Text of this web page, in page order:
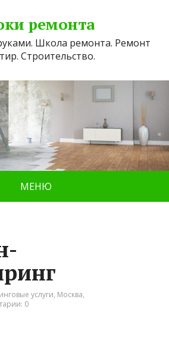
ремонта
Школа ремонта. Ремонт
Строительство.
МЕНЮ
услуги, Москва,
0